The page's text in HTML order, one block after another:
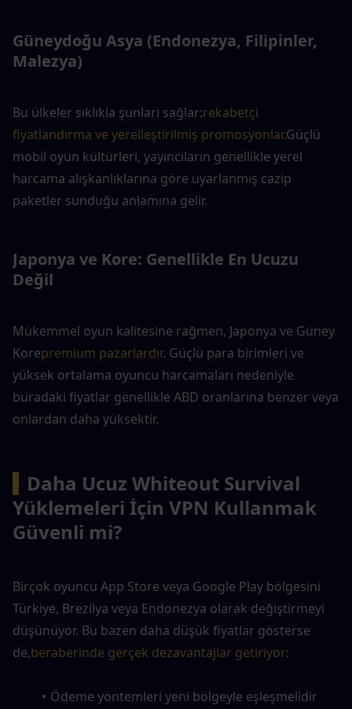
Güneydoğu Asya (Endonezya, Filipinler,
Malezya)
Bu ülkeler sıklıkla şunları sağlar:rekabetçi
fiyatlandırma ve yerelleştirilmiş promosyonlar.Güçlü
mobil oyun kültürleri, yayıncıların genellikle yerel
harcama alışkanlıklarına göre uyarlanmış cazip
paketler sunduğu anlamına gelir.
Japonya ve Kore: Genellikle En Ucuzu
Değil
Mükemmel oyun kalitesine rağmen, Japonya ve Güney
Korepremium pazarlardır. Güçlü para birimleri ve
yüksek ortalama oyuncu harcamaları nedeniyle
buradaki fiyatlar genellikle ABD oranlarına benzer veya
onlardan daha yüksektir.
Daha Ucuz Whiteout Survival
Yüklemeleri İçin VPN Kullanmak
Güvenli mi?
Birçok oyuncu App Store veya Google Play bölgesini
Türkiye, Brezilya veya Endonezya olarak değiştirmeyi
düşünüyor. Bu bazen daha düşük fiyatlar gösterse
de,beraberinde gerçek dezavantajlar getiriyor:
Ödeme yöntemleri yeni bölgeyle eşleşmelidir